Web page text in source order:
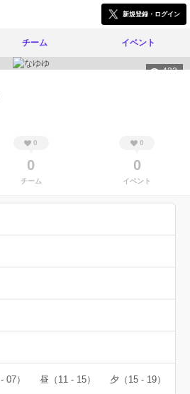
新規登録・ログイン
チーム イベント
432
0
0
チーム
0
0
イベント
07） 昼（11 - 15） 夕（15 - 19）